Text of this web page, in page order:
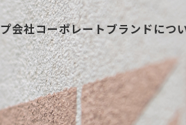
会社コーポレートブランドにつ